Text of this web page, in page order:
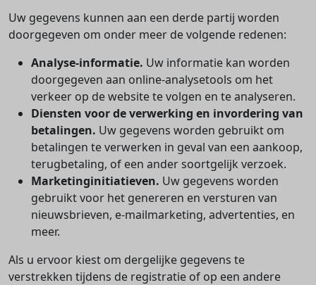
Uw gegevens kunnen aan een derde partij worden
doorgegeven om onder meer de volgende redenen:
Analyse-informatie. Uw informatie kan worden
doorgegeven aan online-analysetools om het
verkeer op de website te volgen en te analyseren.
Diensten voor de verwerking en invordering van
betalingen. Uw gegevens worden gebruikt om
betalingen te verwerken in geval van een aankoop,
terugbetaling, of een ander soortgelijk verzoek.
Marketinginitiatieven. Uw gegevens worden
gebruikt voor het genereren en versturen van
nieuwsbrieven, e-mailmarketing, advertenties, en
meer.
Als u ervoor kiest om dergelijke gegevens te
verstrekken tijdens de registratie of op een andere